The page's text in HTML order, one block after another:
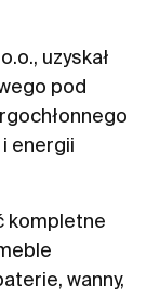
uzyskał
pod
energii
kompletne
wanny,